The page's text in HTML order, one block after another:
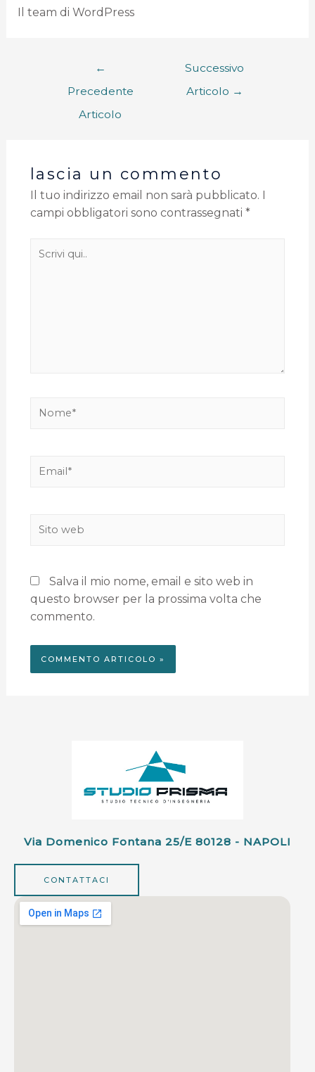
Il team di WordPress
←
Precedente
Articolo
Successivo
Articolo →
lascia un commento
Il tuo indirizzo email non sarà pubblicato.
campi obbligatori sono contrassegnati *
Salva il mio nome, email e sito web in
questo browser per la prossima volta che
commento.
Via Domenico Fontana 25/e 80128 - NAPOLI
CONTATTACI